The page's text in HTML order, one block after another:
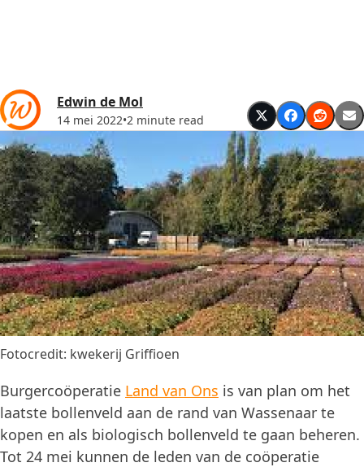
Edwin de Mol
14 mei 2022•2 minute read
Fotocredit: kwekerij Griffioen
Burgercoöperatie Land van Ons is van plan om het
laatste bollenveld aan de rand van Wassenaar te
kopen en als biologisch bollenveld te gaan beheren.
Tot 24 mei kunnen de leden van de coöperatie